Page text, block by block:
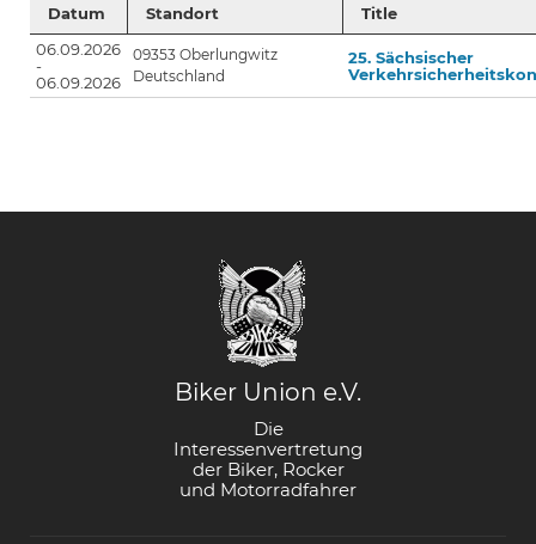
Datum Standort
Title
06.09.2026
-
06.09.2026
09353 Oberlungwitz
Deutschland
25. Sächsischer
Biker Union e.V.
Die
Interessenvertretung
der Biker, Rocker
und Motorradfahrer